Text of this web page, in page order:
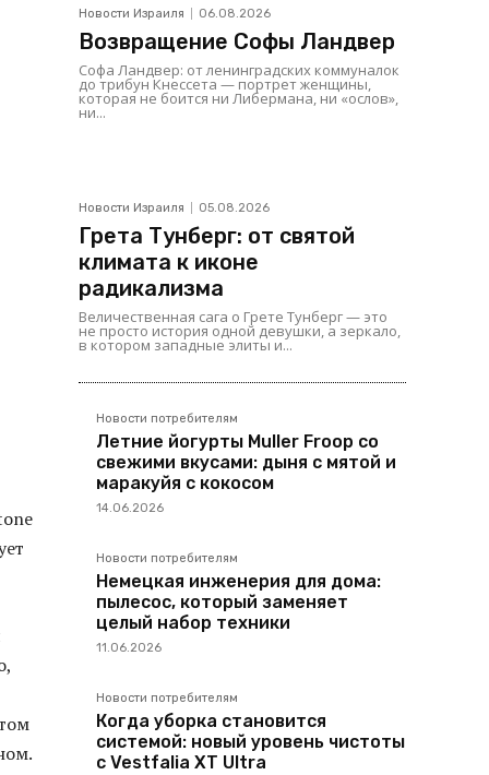
Новости Израиля 06.08.2026
Возвращение Софы Ландвер
Софа Ландвер: от ленинградских коммуналок
до трибун Кнессета — портрет женщины,
которая не боится ни Либермана, ни «ослов»,
ни...
Новости Израиля 05.08.2026
Грета Тунберг: от святой
климата к иконе
радикализма
Величественная сага о Грете Тунберг — это
не просто история одной девушки, а зеркало,
в котором западные элиты и...
Новости потребителям
Летние йогурты Muller Froop со
свежими вкусами: дыня с мятой и
маракуйя с кокосом
14.06.2026
Новости потребителям
Немецкая инженерия для дома:
пылесос, который заменяет
целый набор техники
11.06.2026
Новости потребителям
Когда уборка становится
системой: новый уровень чистоты
с Vestfalia XT Ultra